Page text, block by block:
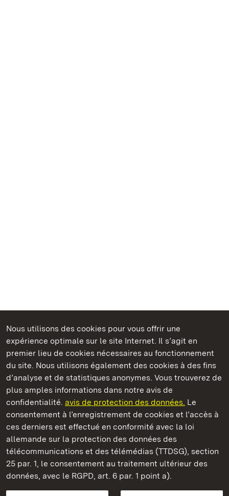
Nous utilisons des cookies pour vous offrir une
expérience optimale sur le site Internet. Il s’agit en
premier lieu de cookies nécessaires au fonctionnement
du site. Nous utilisons également des cookies à des fins
d’analyse et de statistiques anonymes. Vous trouverez de
plus amples informations dans notre avis de
confidentialité. avis de protection des données. Le
consentement à l’enregistrement de cookies et l’accès à
ces derniers est effectué en conformité avec la loi
allemande sur la protection des données des
télécommunications et des télémédias (TTDSG), section
25 par. 1, le consentement au traitement ultérieur des
données, avec le RGPD, art. 6 par. 1 point a).
Châteaux et jardins publics du Bade-Wurtemberg
Château résidentiel de Ludwigsburg
Châteaux et jardins publics du Bade-Wurtemberg
Contact et informationsFAQ et réponsesMentions légales
Protection des données
Explications sur l’accessibilité
BITV-konform (geprüfte Seiten)